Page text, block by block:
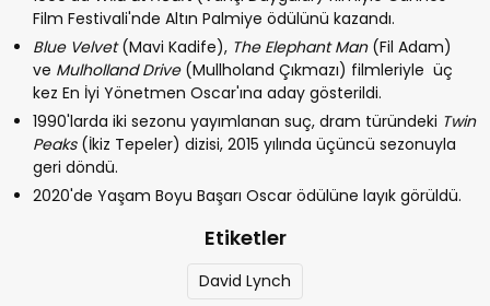
Film Festivali'nde Altın Palmiye ödülünü kazandı.
Blue Velvet(Mavi Kadife), The Elephant Man(Fil Adam)
ve Mulholland Drive (Mullholand Çıkmazı) filmleriyle üç
kez En İyi Yönetmen Oscar'ına aday gösterildi.
1990'larda iki sezonu yayımlanan suç, dram türündeki Twin
Peaks (İkiz Tepeler) dizisi, 2015 yılında üçüncü sezonuyla
geri döndü.
2020'de Yaşam Boyu Başarı Oscar ödülüne layık görüldü.
Etiketler
David Lynch